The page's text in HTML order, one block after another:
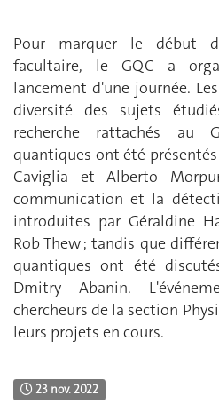
Pour marquer le début
facultaire, le GQC a
lancement d'une journée.
diversité des sujets
recherche rattachés au
quantiques ont été
Caviglia et Alberto
communication et la
introduites par Géraldine
Rob Thew ; tandis que
quantiques ont été
Dmitry Abanin.
chercheurs de la section
leurs projets en cours.
23 nov. 2022